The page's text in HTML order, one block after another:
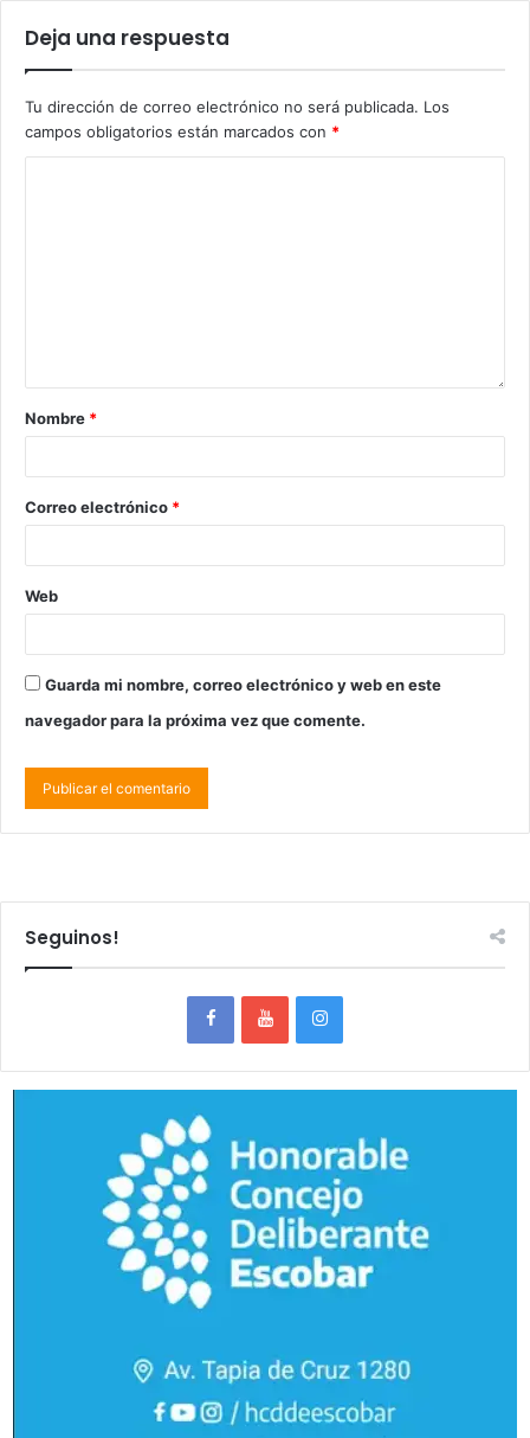
Deja una respuesta
Tu dirección de correo electrónico no será publicada. Los
campos obligatorios están marcados con *
Nombre *
Correo electrónico *
Web
Guarda mi nombre, correo electrónico y web en este
navegador para la próxima vez que comente.
Seguinos!